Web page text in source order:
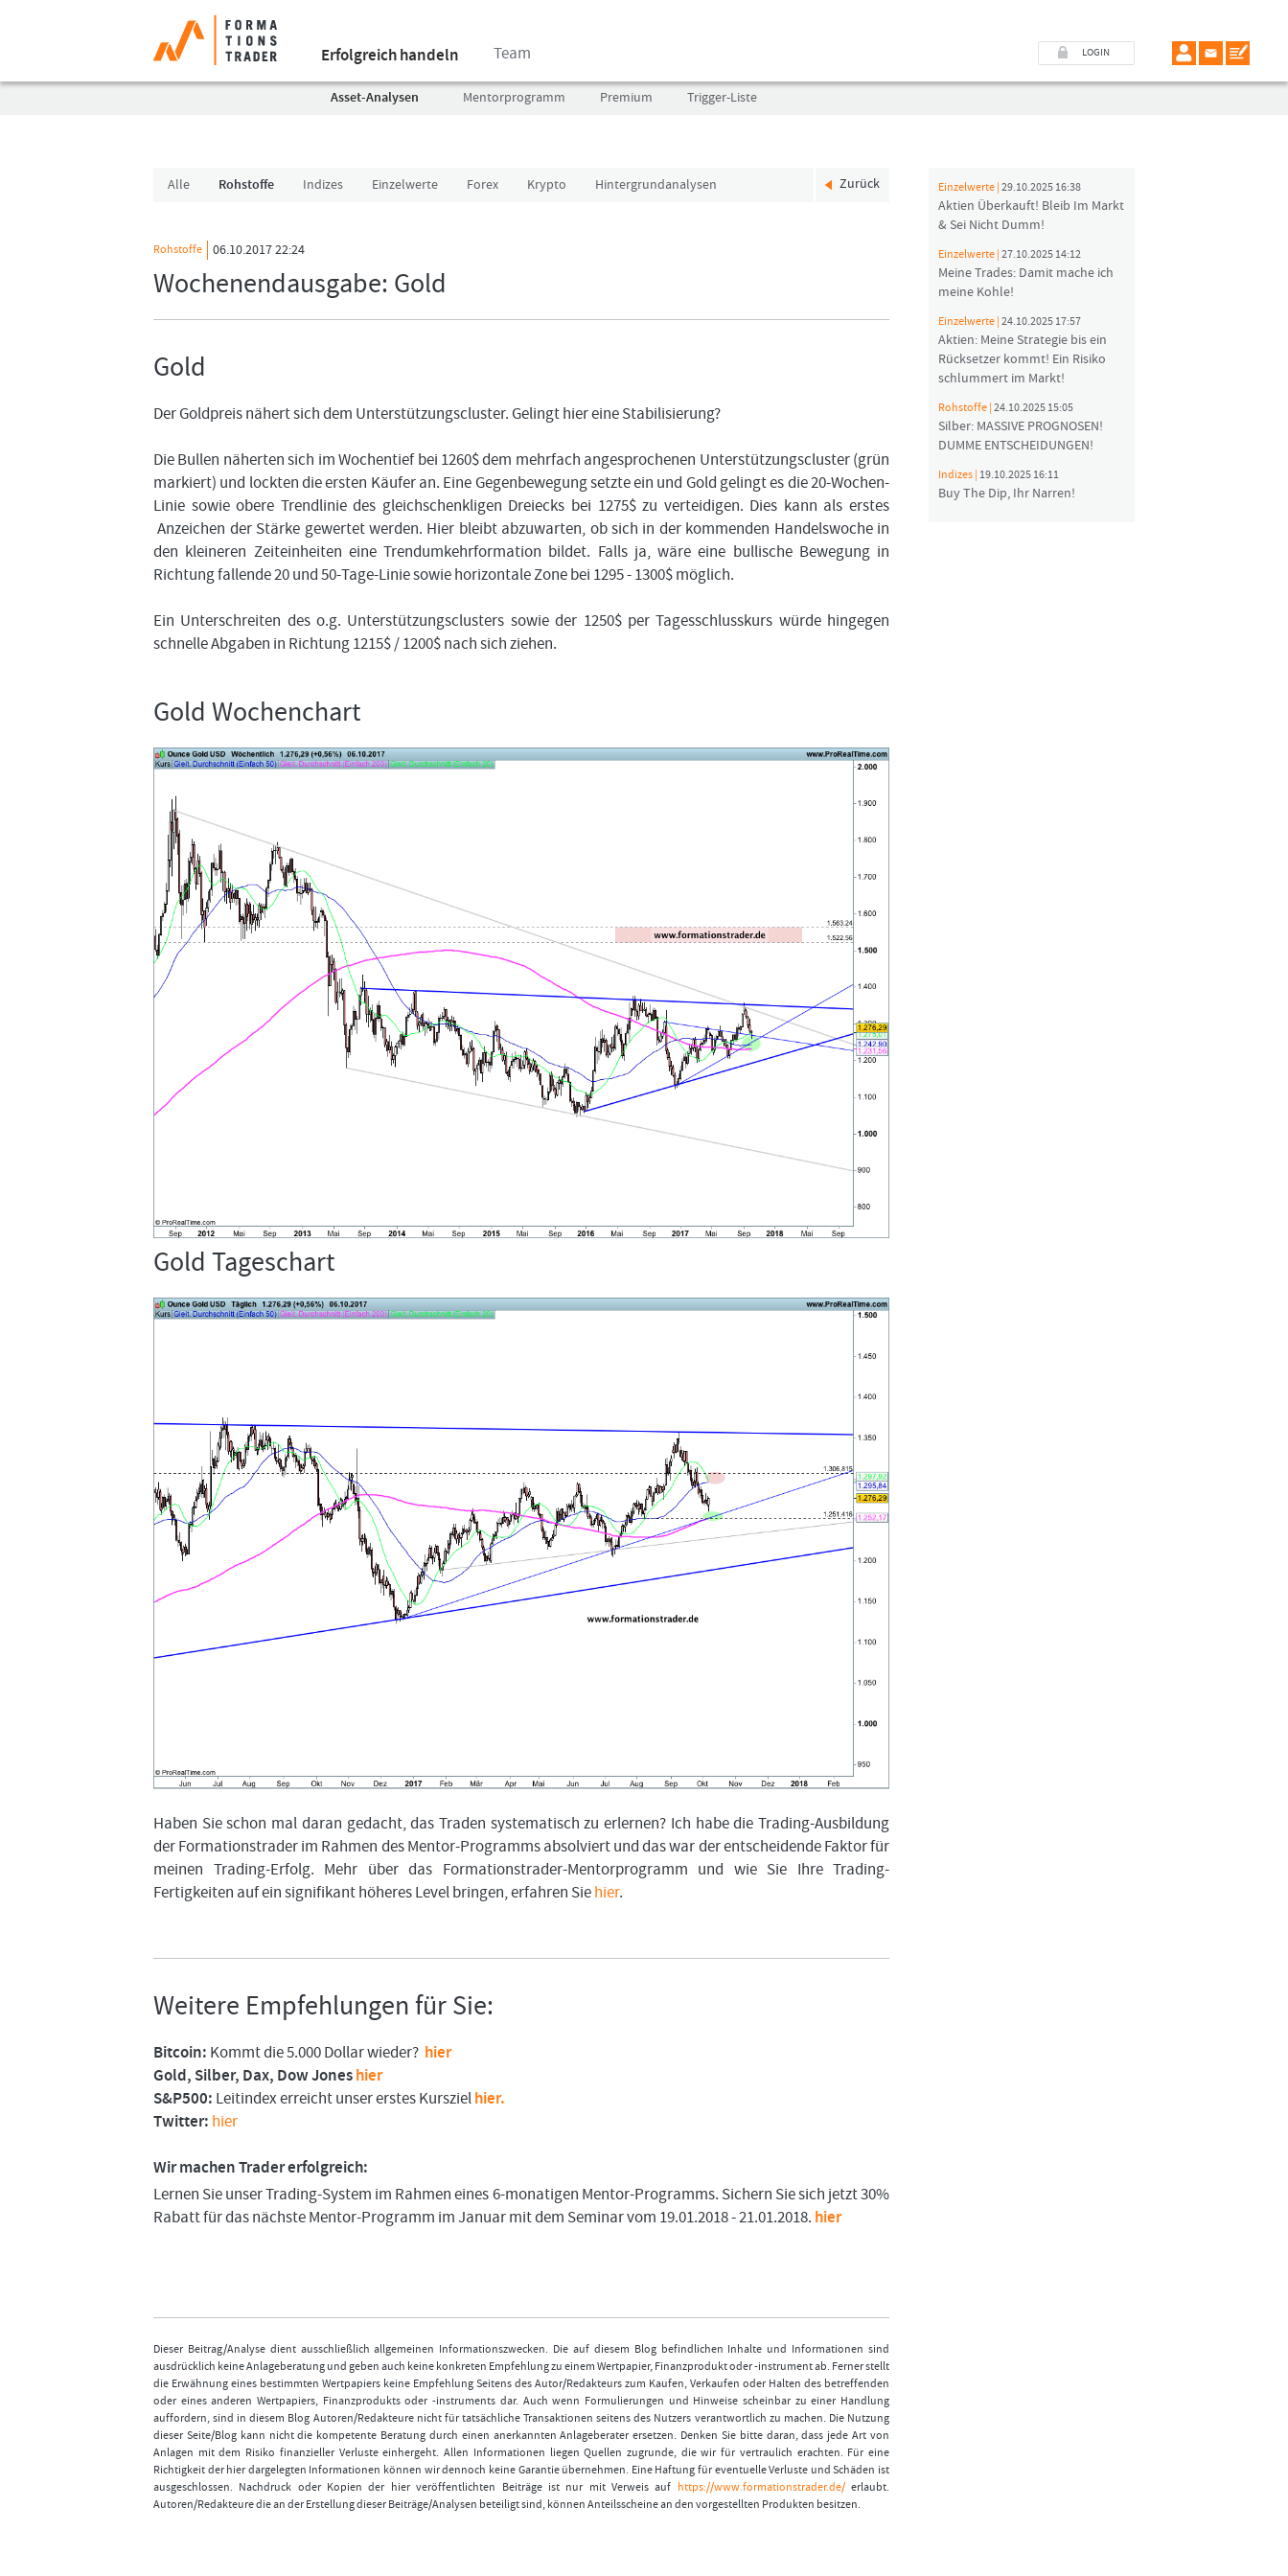
Erfolgreich handeln Team LOGIN
Asset-Analysen Mentorprogramm Premium Trigger-Liste
Alle Rohstoffe Indizes Einzelwerte Forex Krypto Hintergrundanalysen
Rohstoffe 06.10.2017 22:24
Wochenendausgabe: Gold
Gold
Der Goldpreis nähert sich dem Unterstützungscluster. Gelingt hier eine Stabilisierung?
Die Bullen näherten sich im Wochentief bei 1260$ dem mehrfach angesprochenen Unterstützungscluster (grün
markiert) und lockten die ersten Käufer an. Eine Gegenbewegung setzte ein und Gold gelingt es die 20-Wochen-
Linie sowie obere Trendlinie des gleichschenkligen Dreiecks bei 1275$ zu verteidigen. Dies kann als erstes
Anzeichen der Stärke gewertet werden. Hier bleibt abzuwarten, ob sich in der kommenden Handelswoche in
den kleineren Zeiteinheiten eine Trendumkehrformation bildet. Falls ja, wäre eine bullische Bewegung in
Richtung fallende 20 und 50-Tage-Linie sowie horizontale Zone bei 1295 - 1300$ möglich.
Ein Unterschreiten des o.g. Unterstützungsclusters sowie der 1250$ per Tagesschlusskurs würde hingegen
schnelle Abgaben in Richtung 1215$ / 1200$ nach sich ziehen.
Gold Wochenchart
Gold Tageschart
Haben Sie schon mal daran gedacht, das Traden systematisch zu erlernen? Ich habe die Trading-Ausbildung
der Formationstrader im Rahmen des Mentor-Programms absolviert und das war der entscheidende Faktor für
meinen Trading-Erfolg. Mehr über das Formationstrader-Mentorprogramm und wie Sie Ihre Trading-
Fertigkeiten auf ein signifikant höheres Level bringen, erfahren Siehier.
Weitere Empfehlungen für Sie:
Bitcoin: Kommt die 5.000 Dollar wieder? hier
Gold, Silber, Dax, Dow Joneshier
S&P500: Leitindex erreicht unser erstes Kurszielhier.
Twitter: hier
Wir machen Trader erfolgreich:
Lernen Sie unser Trading-System im Rahmen eines 6-monatigen Mentor-Programms. Sichern Sie sich jetzt 30%
Rabatt für das nächste Mentor-Programm im Januar mit dem Seminar vom 19.01.2018 - 21.01.2018. hier
Zurück
Dieser Beitrag/Analyse dient ausschließlich allgemeinen Informationszwecken. Die auf diesem Blog befindlichen Inhalte und Informationen sind
ausdrücklich keine Anlageberatung und geben auch keine konkreten Empfehlung zu einem Wertpapier, Finanzprodukt oder -instrument ab. Ferner stellt
die Erwähnung eines bestimmten Wertpapiers keine Empfehlung Seitens des Autor/Redakteurs zum Kaufen, Verkaufen oder Halten des betreffenden
oder eines anderen Wertpapiers, Finanzprodukts oder -instruments dar. Auch wenn Formulierungen und Hinweise scheinbar zu einer Handlung
auffordern, sind in diesem Blog Autoren/Redakteure nicht für tatsächliche Transaktionen seitens des Nutzers verantwortlich zu machen. Die Nutzung
dieser Seite/Blog kann nicht die kompetente Beratung durch einen anerkannten Anlageberater ersetzen. Denken Sie bitte daran, dass jede Art von
Anlagen mit dem Risiko finanzieller Verluste einhergeht. Allen Informationen liegen Quellen zugrunde, die wir für vertraulich erachten. Für eine
Richtigkeit der hier dargelegten Informationen können wir dennoch keine Garantie übernehmen. Eine Haftung für eventuelle Verluste und Schäden ist
ausgeschlossen. Nachdruck oder Kopien der hier veröffentlichten Beiträge ist nur mit Verweis auf https://www.formationstrader.de/erlaubt.
Autoren/Redakteure die an der Erstellung dieser Beiträge/Analysen beteiligt sind, können Anteilsscheine an den vorgestellten Produkten besitzen.
Einzelwerte | 29.10.2025 16:38
Aktien Überkauft! Bleib Im Markt
& Sei Nicht Dumm!
Einzelwerte | 27.10.2025 14:12
Meine Trades: Damit mache ich
meine Kohle!
Einzelwerte | 24.10.2025 17:57
Aktien: Meine Strategie bis ein
Rücksetzer kommt! Ein Risiko
schlummert im Markt!
Rohstoffe | 24.10.2025 15:05
Silber: MASSIVE PROGNOSEN!
DUMME ENTSCHEIDUNGEN!
Indizes | 19.10.2025 16:11
Buy The Dip, Ihr Narren!
bleiben
LOGIN
Passwort
vergessen
Pakete.
klicken
Sie
unten
auf
„Formationstrader
werden“,
und
finden
unserem
WERDEN